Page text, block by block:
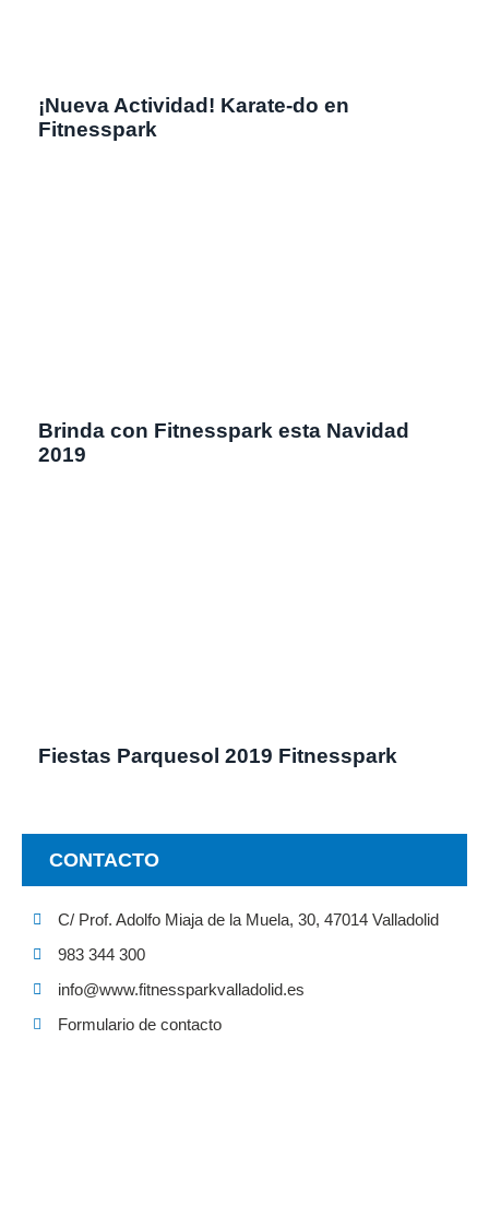
¡Nueva Actividad! Karate-do en
Fitnesspark
Brinda con Fitnesspark esta Navidad
2019
Fiestas Parquesol 2019 Fitnesspark
CONTACTO
C/ Prof. Adolfo Miaja de la Muela, 30, 47014 Valladolid
983 344 300
info@www.fitnessparkvalladolid.es
Formulario de contacto